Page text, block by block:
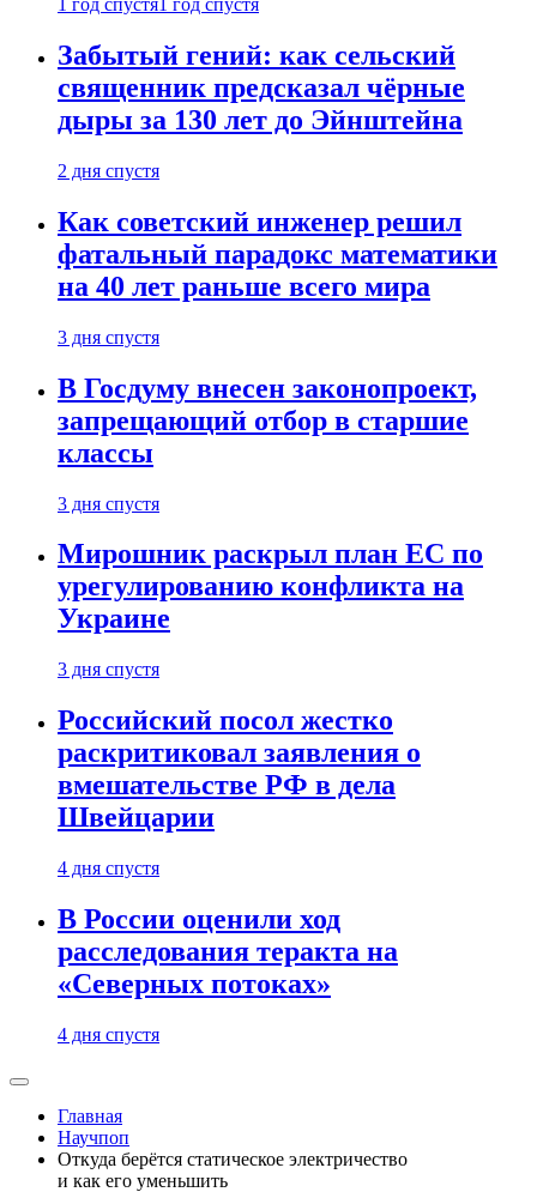
1 год спустя 1 год спустя
Забытый гений: как сельский
священник предсказал чёрные
дыры за 130 лет до Эйнштейна
2 дня спустя
Как советский инженер решил
фатальный парадокс математики
на 40 лет раньше всего мира
3 дня спустя
В Госдуму внесен законопроект,
запрещающий отбор в старшие
классы
3 дня спустя
Мирошник раскрыл план ЕС по
урегулированию конфликта на
Украине
3 дня спустя
Российский посол жестко
раскритиковал заявления о
вмешательстве РФ в дела
Швейцарии
4 дня спустя
В России оценили ход
расследования теракта на
«Северных потоках»
4 дня спустя
Главная
Научпоп
Откуда берётся статическое электричество
и как его уменьшить